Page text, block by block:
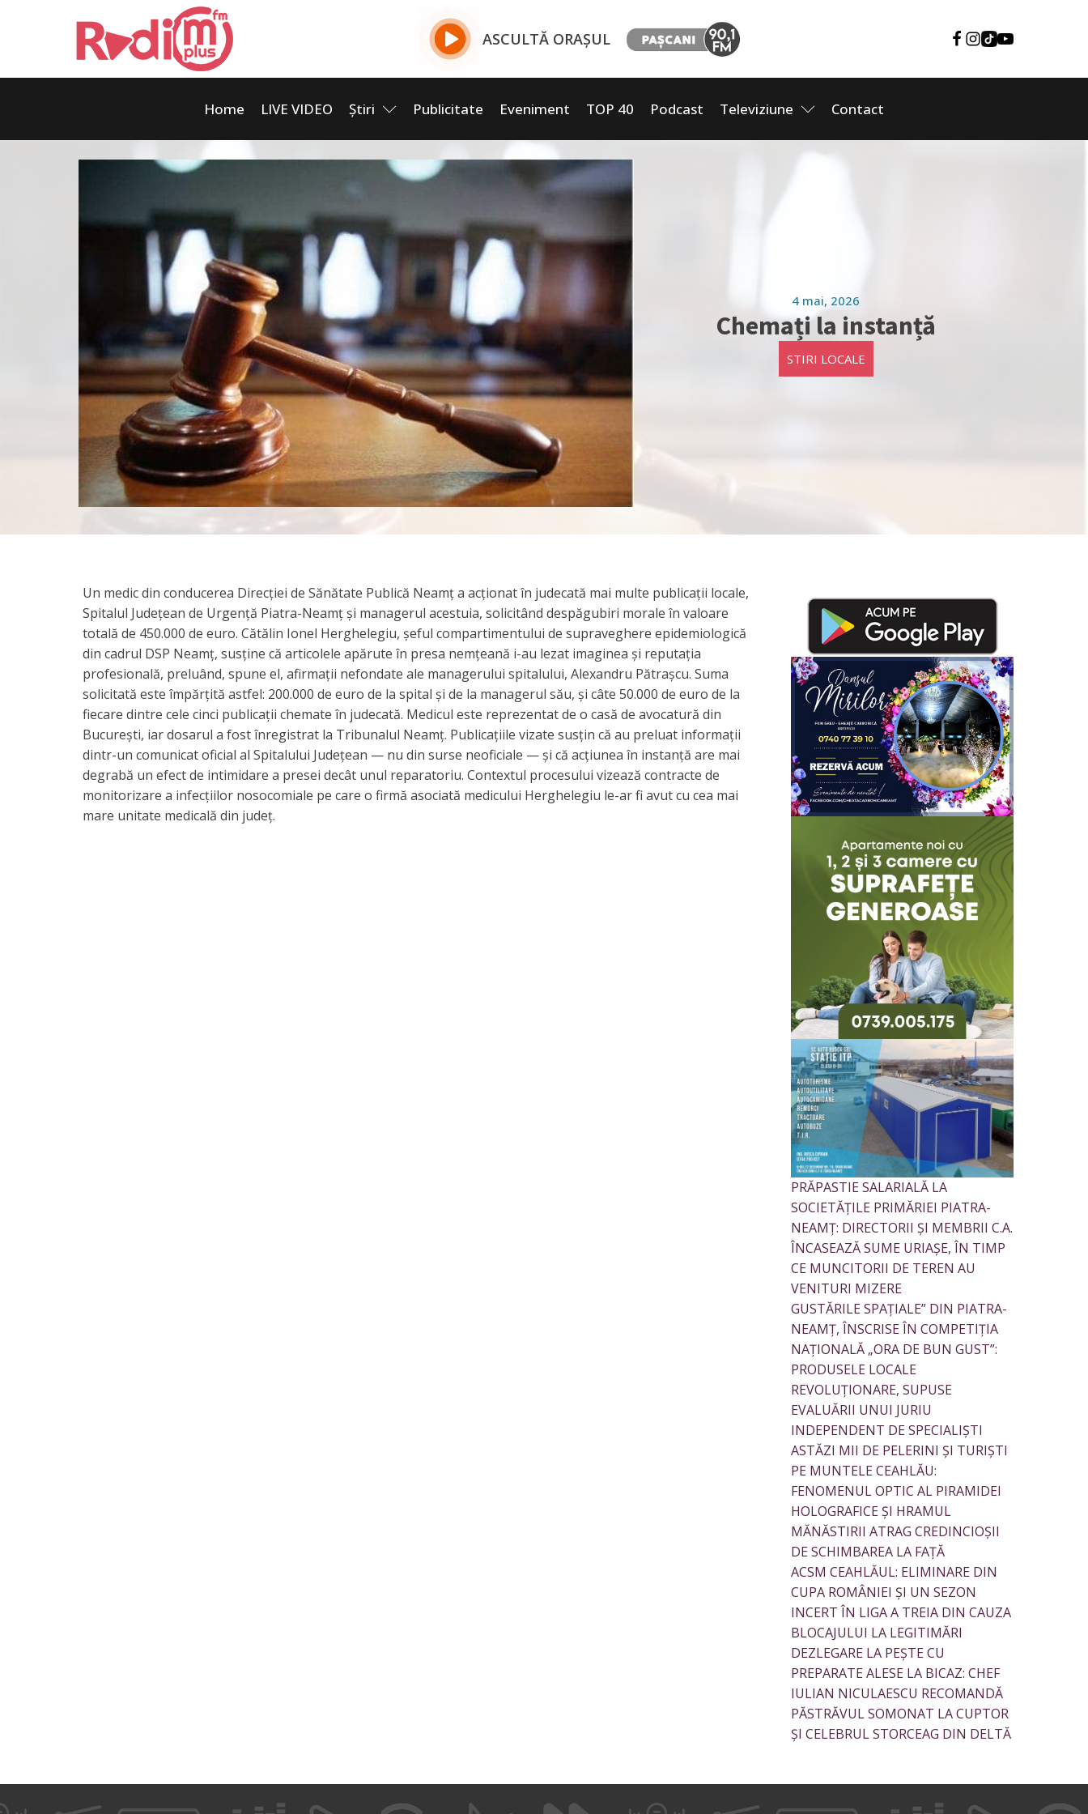
ASCULTĂ ORAȘUL
Home LIVE VIDEO Știri Publicitate Eveniment TOP 40 Podcast Televiziune Contact
4 mai, 2026
Chemați la instanță
STIRI LOCALE
Un medic din conducerea Direcției de Sănătate Publică Neamț a acționat în judecată mai multe publicații locale,
Spitalul Județean de Urgență Piatra-Neamț și managerul acestuia, solicitând despăgubiri morale în valoare
totală de 450.000 de euro. Cătălin Ionel Herghelegiu, șeful compartimentului de supraveghere epidemiologică
din cadrul DSP Neamț, susține că articolele apărute în presa nemțeană i-au lezat imaginea și reputația
profesională, preluând, spune el, afirmații nefondate ale managerului spitalului, Alexandru Pătrașcu. Suma
solicitată este împărțită astfel: 200.000 de euro de la spital și de la managerul său, și câte 50.000 de euro de la
fiecare dintre cele cinci publicații chemate în judecată. Medicul este reprezentat de o casă de avocatură din
București, iar dosarul a fost înregistrat la Tribunalul Neamț. Publicațiile vizate susțin că au preluat informații
dintr-un comunicat oficial al Spitalului Județean — nu din surse neoficiale — și că acțiunea în instanță are mai
degrabă un efect de intimidare a presei decât unul reparatoriu. Contextul procesului vizează contracte de
monitorizare a infecțiilor nosocomiale pe care o firmă asociată medicului Herghelegiu le-ar fi avut cu cea mai
mare unitate medicală din județ.
PRĂPASTIE SALARIALĂ LA
SOCIETĂȚILE PRIMĂRIEI PIATRA-
NEAMȚ: DIRECTORII ȘI MEMBRII C.A.
ÎNCASEAZĂ SUME URIAȘE, ÎN TIMP
CE MUNCITORII DE TEREN AU
VENITURI MIZERE
GUSTĂRILE SPAȚIALE” DIN PIATRA-
NEAMȚ, ÎNSCRISE ÎN COMPETIȚIA
NAȚIONALĂ „ORA DE BUN GUST”:
PRODUSELE LOCALE
REVOLUȚIONARE, SUPUSE
EVALUĂRII UNUI JURIU
INDEPENDENT DE SPECIALIȘTI
ASTĂZI MII DE PELERINI ȘI TURIȘTI
PE MUNTELE CEAHLĂU:
FENOMENUL OPTIC AL PIRAMIDEI
HOLOGRAFICE ȘI HRAMUL
MĂNĂSTIRII ATRAG CREDINCIOȘII
DE SCHIMBAREA LA FAȚĂ
ACSM CEAHLĂUL: ELIMINARE DIN
CUPA ROMÂNIEI ȘI UN SEZON
INCERT ÎN LIGA A TREIA DIN CAUZA
BLOCAJULUI LA LEGITIMĂRI
DEZLEGARE LA PEȘTE CU
PREPARATE ALESE LA BICAZ: CHEF
IULIAN NICULAESCU RECOMANDĂ
PĂSTRĂVUL SOMONAT LA CUPTOR
ȘI CELEBRUL STORCEAG DIN DELTĂ